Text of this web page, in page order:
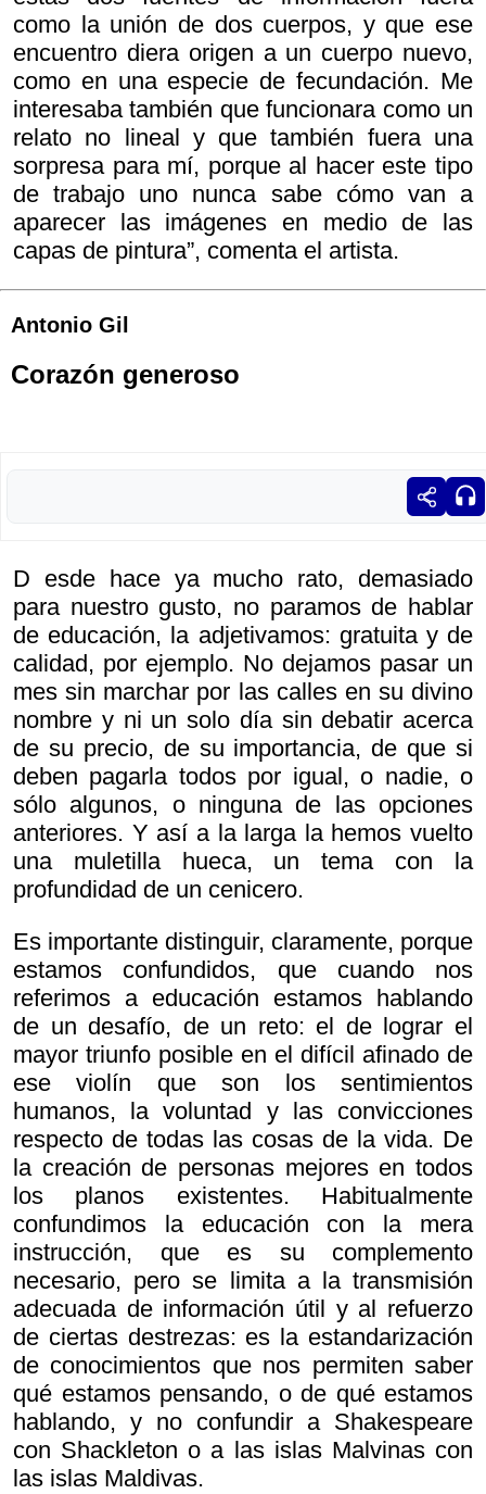
como la unión de dos cuerpos, y que ese
encuentro diera origen a un cuerpo nuevo,
como en una especie de fecundación. Me
interesaba también que funcionara como un
relato no lineal y que también fuera una
sorpresa para mí, porque al hacer este tipo
de trabajo uno nunca sabe cómo van a
aparecer las imágenes en medio de las
capas de pintura”, comenta el artista.
Antonio Gil
Corazón generoso
D esde hace ya mucho rato, demasiado
para nuestro gusto, no paramos de hablar
de educación, la adjetivamos: gratuita y de
calidad, por ejemplo. No dejamos pasar un
mes sin marchar por las calles en su divino
nombre y ni un solo día sin debatir acerca
de su precio, de su importancia, de que si
deben pagarla todos por igual, o nadie, o
sólo algunos, o ninguna de las opciones
anteriores. Y así a la larga la hemos vuelto
una muletilla hueca, un tema con la
profundidad de un cenicero.
Es importante distinguir, claramente, porque
estamos confundidos, que cuando nos
referimos a educación estamos hablando
de un desafío, de un reto: el de lograr el
mayor triunfo posible en el difícil afinado de
ese violín que son los sentimientos
humanos, la voluntad y las convicciones
respecto de todas las cosas de la vida. De
la creación de personas mejores en todos
los planos existentes. Habitualmente
confundimos la educación con la mera
instrucción, que es su complemento
necesario, pero se limita a la transmisión
adecuada de información útil y al refuerzo
de ciertas destrezas: es la estandarización
de conocimientos que nos permiten saber
qué estamos pensando, o de qué estamos
hablando, y no confundir a Shakespeare
con Shackleton o a las islas Malvinas con
las islas Maldivas.